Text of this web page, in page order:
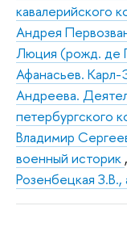
кавалерийского
Андрея
Люция (рожд. де
Афанасьев.
Андреева.
петербургского
Владимир
военный историк ,
Розенбецкая З.В.,